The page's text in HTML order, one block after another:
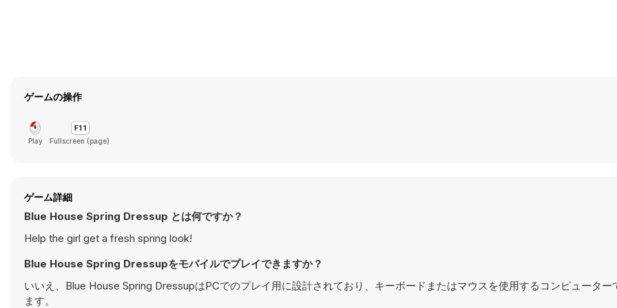
ゲームの操作
Play Fullscreen (page)
ゲーム詳細
Blue House Spring Dressup とは何ですか？
Help the girl get a fresh spring look!
Blue House Spring Dressupをモバイルでプレイできますか？
いいえ、Blue House Spring DressupはPCでのプレイ用に設計されており、キーボードまたはマウスを使用するコンピューター
ます。